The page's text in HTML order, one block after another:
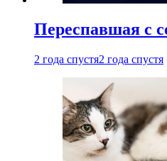
Переспавшая с
2 года спустя2 года спустя